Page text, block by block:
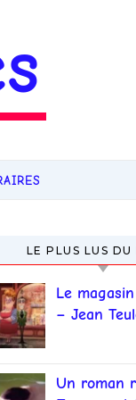
LE PLUS LUS DU
Le
– Jean
Un roman